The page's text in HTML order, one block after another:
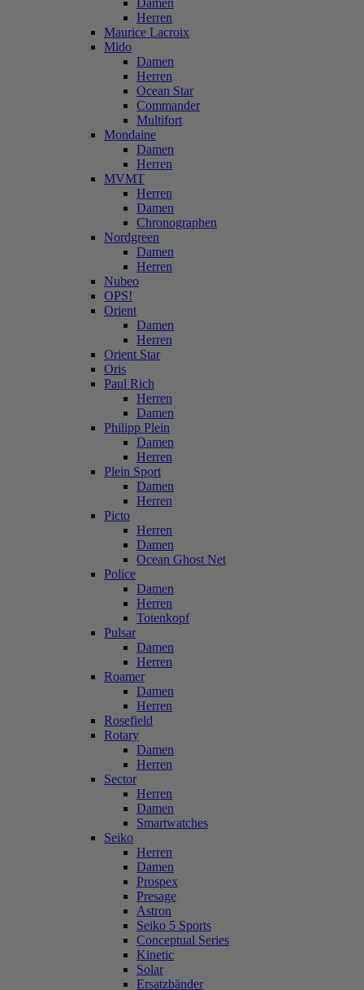
Damen
Herren
Maurice Lacroix
Mido
Damen
Herren
Ocean Star
Commander
Multifort
Mondaine
Damen
Herren
MVMT
Herren
Damen
Chronographen
Nordgreen
Damen
Herren
Nubeo
OPS!
Orient
Damen
Herren
Orient Star
Oris
Paul Rich
Herren
Damen
Philipp Plein
Damen
Herren
Plein Sport
Damen
Herren
Picto
Herren
Damen
Ocean Ghost Net
Police
Damen
Herren
Totenkopf
Pulsar
Damen
Herren
Roamer
Damen
Herren
Rosefield
Rotary
Damen
Herren
Sector
Herren
Damen
Smartwatches
Seiko
Herren
Damen
Prospex
Presage
Astron
Seiko 5 Sports
Conceptual Series
Kinetic
Solar
Ersatzbänder